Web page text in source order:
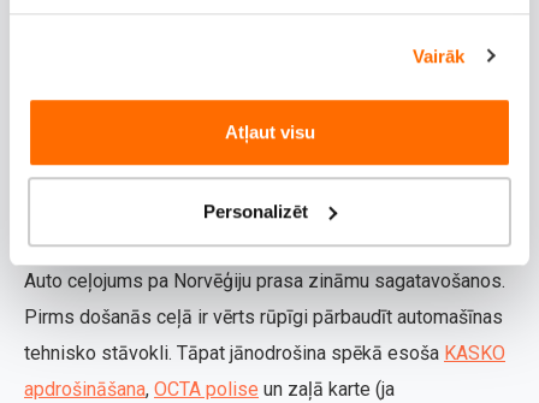
Vairāk
Atļaut visu
Personalizēt
dzīvesveida klātbūtne. Salās iespējams doties
pārgājienos, braukt ar velosipēdu vai apmeklēt Lofotr
Praktiskie padomi
autoceļotājiem
Auto ceļojums pa Norvēģiju prasa zināmu sagatavošanos.
Pirms došanās ceļā ir vērts rūpīgi pārbaudīt automašīnas
tehnisko stāvokli. Tāpat jānodrošina spēkā esoša KASKO
apdrošināšana, OCTA polise un zaļā karte (ja